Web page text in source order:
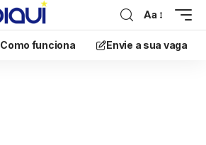
Aa
Como funciona Envie a sua vaga